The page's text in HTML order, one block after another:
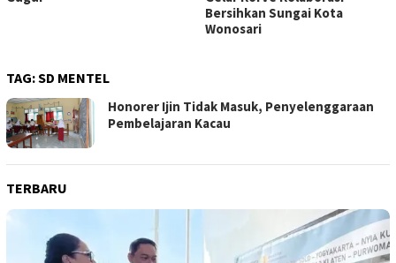
Potensi Pariwisata
TAG:SD MENTEL
Honorer Ijin Tidak Masuk, Penyelenggaraan
Pembelajaran Kacau
TERBARU